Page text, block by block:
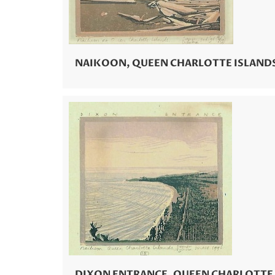
NAIKOON, QUEEN CHARLOTTE